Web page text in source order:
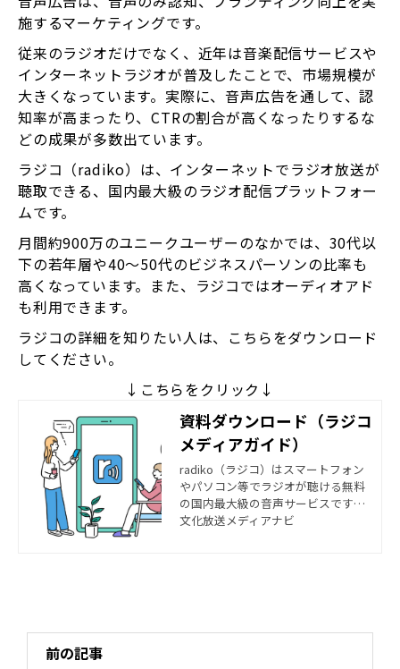
施するマーケティングです。
従来のラジオだけでなく、近年は音楽配信サービスや
インターネットラジオが普及したことで、市場規模が
大きくなっています。実際に、音声広告を通して、認
知率が高まったり、CTRの割合が高くなったりするな
どの成果が多数出ています。
ラジコ（radiko）は、インターネットでラジオ放送が
聴取できる、国内最大級のラジオ配信プラットフォー
ムです。
月間約900万のユニークユーザーのなかでは、30代以
下の若年層や40〜50代のビジネスパーソンの比率も
高くなっています。また、ラジコではオーディオアド
も利用できます。
ラジコの詳細を知りたい人は、こちらをダウンロード
してください。
↓こちらをクリック↓
資料ダウンロード（ラジコ
メディアガイド）
radiko（ラジコ）はスマートフォン
やパソコン等でラジオが聴ける無料
の国内最大級の音声サービスです。 r
adiko（ラジコ）のリスナーの特徴な
文化放送メディアナビ
前の記事